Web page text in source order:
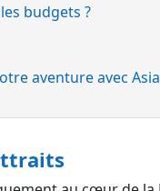
budgets ?
aventure avec